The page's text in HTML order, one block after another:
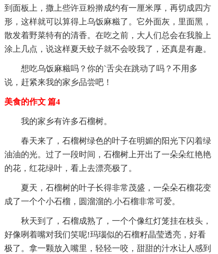
到面板上，撒上些许豆粉擀成约有一厘米厚，再切成四方
形，这样就可以算得上乌饭麻糍了。它外面灰，里面黑，
散发着野菜特有的清香。在吃之前，大人们总会在我脸上
涂上几点，说这样夏天蚊子就不会咬我了，还真是有趣。
想吃乌饭麻糍吗？你的`舌尖在跳动了吗？不用多
说，赶紧来我的家乡品尝吧！
美食的作文 篇4
我的家乡有许多石榴树。
春天来了，石榴树绿色的叶子在明媚的阳光下闪着绿
油油的光。过了一段时间，石榴树上开出了一朵朵红艳艳
的花，红花绿叶，看上去漂亮极了。
夏天，石榴树的叶子长得非常茂盛，一朵朵石榴花变
成了一个个小石榴，圆溜溜的.小石榴非常可爱。
秋天到了，石榴成熟了，一个个像红灯笼挂在枝头，
好像咧着嘴对我们笑呢!玛瑙似的石榴籽晶莹透亮，好看
极了。拿一颗放入嘴里，轻轻一咬，甜甜的汁水让人感到